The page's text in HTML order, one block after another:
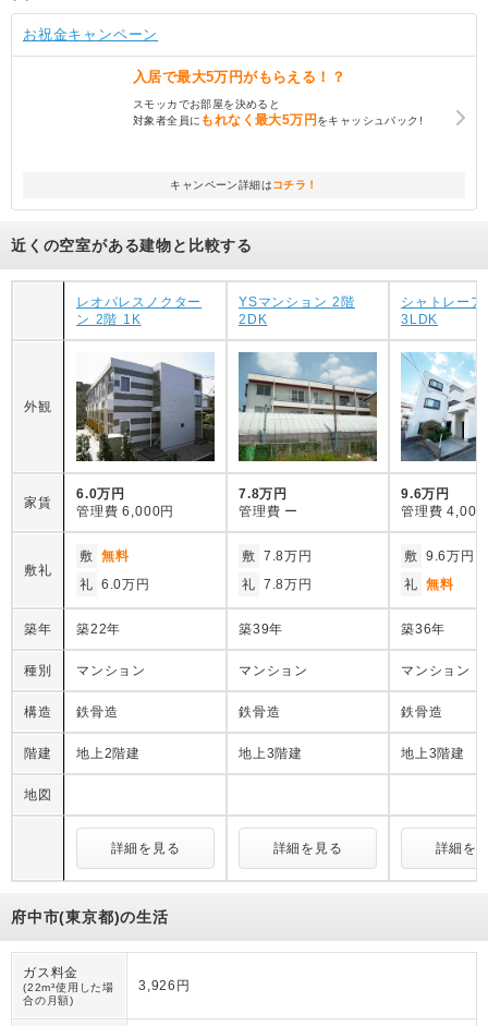
お祝金キャンペーン
入居で最大5万円がもらえる！？
スモッカでお部屋を決めると
対象者全員に もれなく最大5万円をキャッシュバック!
キャンペーン詳細はコチラ！
近くの空室がある建物と比較する
レオパレスノクター
ン 2階 1K
YSマンション 2階
2DK
シャトレー
3LDK
外観
家賃
6.0万円
管理費 6,000円
7.8万円
管理費 ー
9.6万円
管理費 4,000
敷礼
敷 無料
礼 6.0万円
敷 7.8万円
礼 7.8万円
敷 9.6万円
礼 無料
築年 築22年 築39年 築36年
種別 マンション マンション マンション
構造 鉄骨造 鉄骨造 鉄骨造
階建 地上2階建 地上3階建 地上3階建
地図
詳細を見る 詳細を見る 詳細を
府中市(東京都)の生活
ガス料金
(22m³使用した場
合の月額)
3,926円